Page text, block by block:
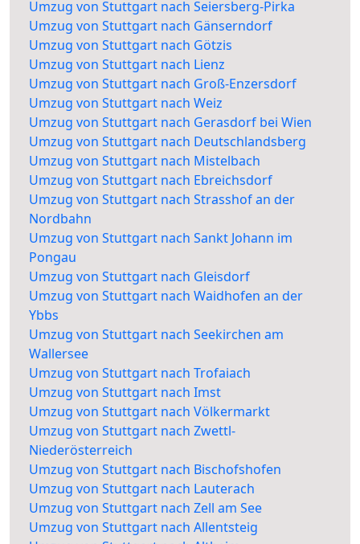
Umzug von Stuttgart nach Seiersberg-Pirka
Umzug von Stuttgart nach Gänserndorf
Umzug von Stuttgart nach Götzis
Umzug von Stuttgart nach Lienz
Umzug von Stuttgart nach Groß-Enzersdorf
Umzug von Stuttgart nach Weiz
Umzug von Stuttgart nach Gerasdorf bei Wien
Umzug von Stuttgart nach Deutschlandsberg
Umzug von Stuttgart nach Mistelbach
Umzug von Stuttgart nach Ebreichsdorf
Umzug von Stuttgart nach Strasshof an der
Nordbahn
Umzug von Stuttgart nach Sankt Johann im
Pongau
Umzug von Stuttgart nach Gleisdorf
Umzug von Stuttgart nach Waidhofen an der
Ybbs
Umzug von Stuttgart nach Seekirchen am
Wallersee
Umzug von Stuttgart nach Trofaiach
Umzug von Stuttgart nach Imst
Umzug von Stuttgart nach Völkermarkt
Umzug von Stuttgart nach Zwettl-
Niederösterreich
Umzug von Stuttgart nach Bischofshofen
Umzug von Stuttgart nach Lauterach
Umzug von Stuttgart nach Zell am See
Umzug von Stuttgart nach Allentsteig